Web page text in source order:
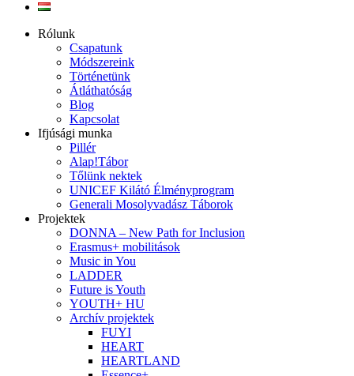
Rólunk
Csapatunk
Módszereink
Történetünk
Átláthatóság
Blog
Kapcsolat
Ifjúsági munka
Pillér
Alap!Tábor
Tőlünk nektek
UNICEF Kilátó Élményprogram
Generali Mosolyvadász Táborok
Projektek
DONNA – New Path for Inclusion
Erasmus+ mobilitások
Music in You
LADDER
Future is Youth
YOUTH+ HU
Archív projektek
FUYI
HEART
HEARTLAND